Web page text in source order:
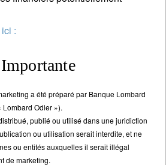
:
a été préparé par Banque Lombard
Lombard Odier »).
publié ou utilisé dans une juridiction
ou utilisation serait interdite, et ne
ou entités auxquelles il serait illégal
de marketing.